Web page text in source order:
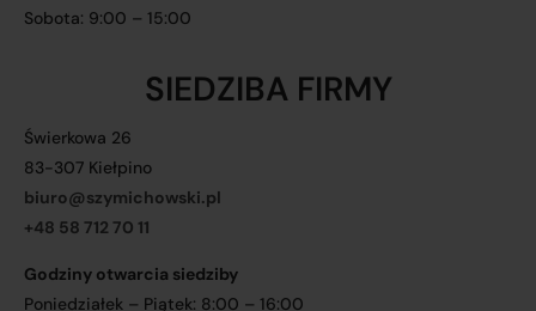
Sobota: 9:00 – 15:00
SIEDZIBA FIRMY
Świerkowa 26
83-307 Kiełpino
biuro@szymichowski.pl
+48 58 712 70 11
Godziny otwarcia siedziby
Poniedziałek – Piątek: 8:00 – 16:00